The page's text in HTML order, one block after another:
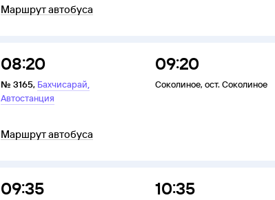
Маршрут автобуса
08:20
№ 3165, Бахчисарай,
Автостанция
09:20
Соколиное, ост. Соколиное
Маршрут автобуса
09:35 10:35